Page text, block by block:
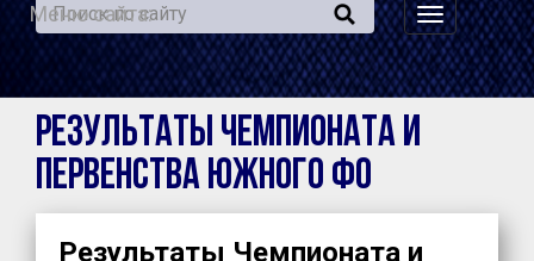
навигация
по
сайту
Меню сайта:
Результаты Чемпионата и
Первенства Южного ФО
Результаты Чемпионата и